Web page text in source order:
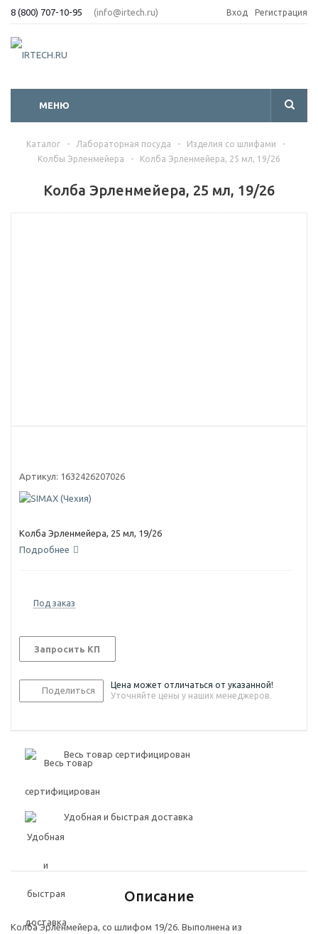
8 (800) 707-10-95 (info@irtech.ru) Вход Регистрация
МЕНЮ
Каталог - Лабораторная посуда - Изделия со шлифами
-
Колбы Эрленмейера
- Колба Эрленмейера, 25 мл, 19/26
Колба Эрленмейера, 25 мл, 19/26
Артикул: 1632426207026
Колба Эрленмейера, 25 мл, 19/26
Подробнее
Под заказ
Запросить КП
Поделиться
Цена может отличаться от указанной!
Уточняйте цены у наших менеджеров.
Весь товар сертифицирован
Удобная и быстрая доставка
Описание
Колба Эрленмейера, со шлифом 19/26. Выполнена из